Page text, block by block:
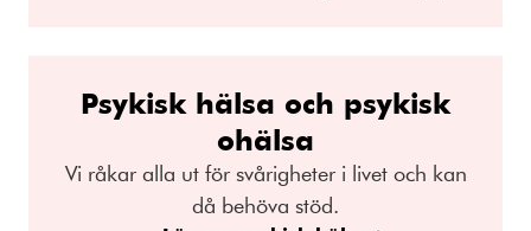
Psykisk hälsa och psykisk
ohälsa
Vi råkar alla ut för svårigheter i livet och kan
då behöva stöd.